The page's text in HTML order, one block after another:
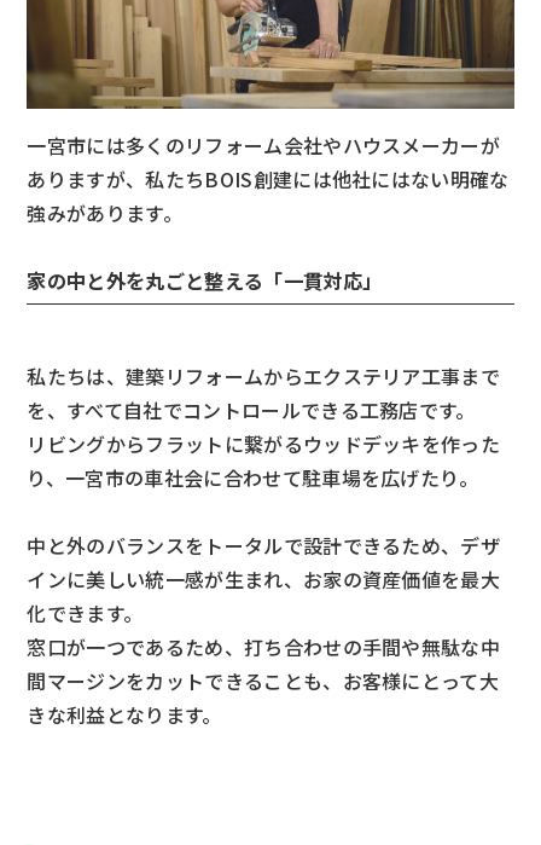
一宮市には多くのリフォーム会社やハウスメーカーが
ありますが、私たちBOIS創建には他社にはない明確な
強みがあります。
家の中と外を丸ごと整える「一貫対応」
私たちは、建築リフォームからエクステリア工事まで
を、すべて自社でコントロールできる工務店です。
リビングからフラットに繋がるウッドデッキを作った
り、一宮市の車社会に合わせて駐車場を広げたり。
中と外のバランスをトータルで設計できるため、デザ
インに美しい統一感が生まれ、お家の資産価値を最大
化できます。
窓口が一つであるため、打ち合わせの手間や無駄な中
間マージンをカットできることも、お客様にとって大
きな利益となります。